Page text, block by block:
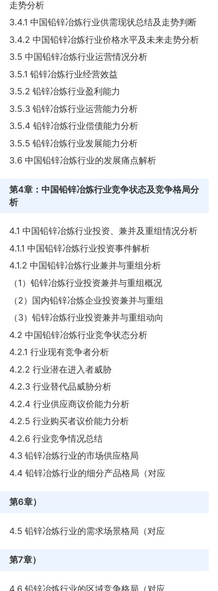
走势分析
3.4.1 中国铅锌冶炼行业供需现状总结及走势判断
3.4.2 中国铅锌冶炼行业价格水平及未来走势分析
3.5 中国铅锌冶炼行业运营情况分析
3.5.1 铅锌冶炼行业经营效益
3.5.2 铅锌冶炼行业盈利能力
3.5.3 铅锌冶炼行业运营能力分析
3.5.4 铅锌冶炼行业偿债能力分析
3.5.5 铅锌冶炼行业发展能力分析
3.6 中国铅锌冶炼行业的发展痛点解析
第4章 ：中国铅锌冶炼行业竞争状态及竞争格局分
析
4.1 中国铅锌冶炼行业投资、兼并及重组情况分析
4.1.1 中国铅锌冶炼行业投资事件解析
4.1.2 中国铅锌冶炼行业兼并与重组分析
（1）铅锌冶炼行业投资兼并与重组概况
（2）国内铅锌冶炼企业投资兼并与重组
（3）铅锌冶炼行业投资兼并与重组动向
4.2 中国铅锌冶炼行业竞争状态分析
4.2.1 行业现有竞争者分析
4.2.2 行业潜在进入者威胁
4.2.3 行业替代品威胁分析
4.2.4 行业供应商议价能力分析
4.2.5 行业购买者议价能力分析
4.2.6 行业竞争情况总结
4.3 铅锌冶炼行业的市场供应格局
4.4 铅锌冶炼行业的细分产品格局（对应
第6章）
4.5 铅锌冶炼行业的需求场景格局（对应
第7章）
4.6 铅锌冶炼行业的区域竞争格局（对应